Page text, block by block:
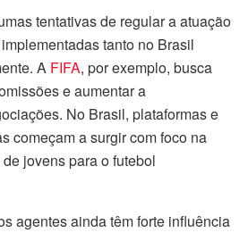
tentativas de regular a atuação
tanto no Brasil
A FIFA, por exemplo, busca
e aumentar a
No Brasil, plataformas e
começam a surgir com foco na
jovens para o futebol
agentes ainda têm forte influência